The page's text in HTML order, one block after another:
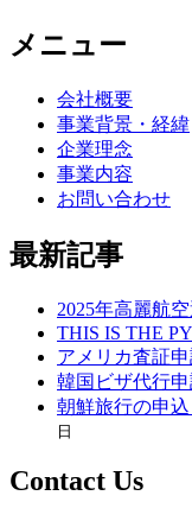
メニュー
会社概要
事業背景・経緯
企業理念
事業内容
お問い合わせ
最新記事
2025年高麗航
THIS IS THE
アメリカ査証
韓国ビザ代行
朝鮮旅行の申
日
Contact Us